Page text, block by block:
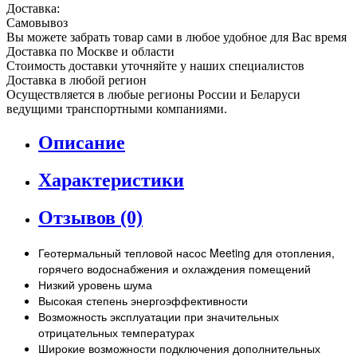
Доставка:
Самовывоз
Вы можете забрать товар сами в любое удобное для Вас время
Доставка по Москве и области
Стоимость доставки уточняйте у наших специалистов
Доставка в любой регион
Осуществляется в любые регионы России и Беларуси
ведущими транспортными компаниями.
Описание
Характеристики
Отзывов (0)
Геотермальный тепловой насос Meeting для отопления,
горячего водоснабжения и охлаждения помещений
Низкий уровень шума
Высокая степень энергоэффективности
Возможность эксплуатации при значительных
отрицательных температурах
Широкие возможности подключения дополнительных